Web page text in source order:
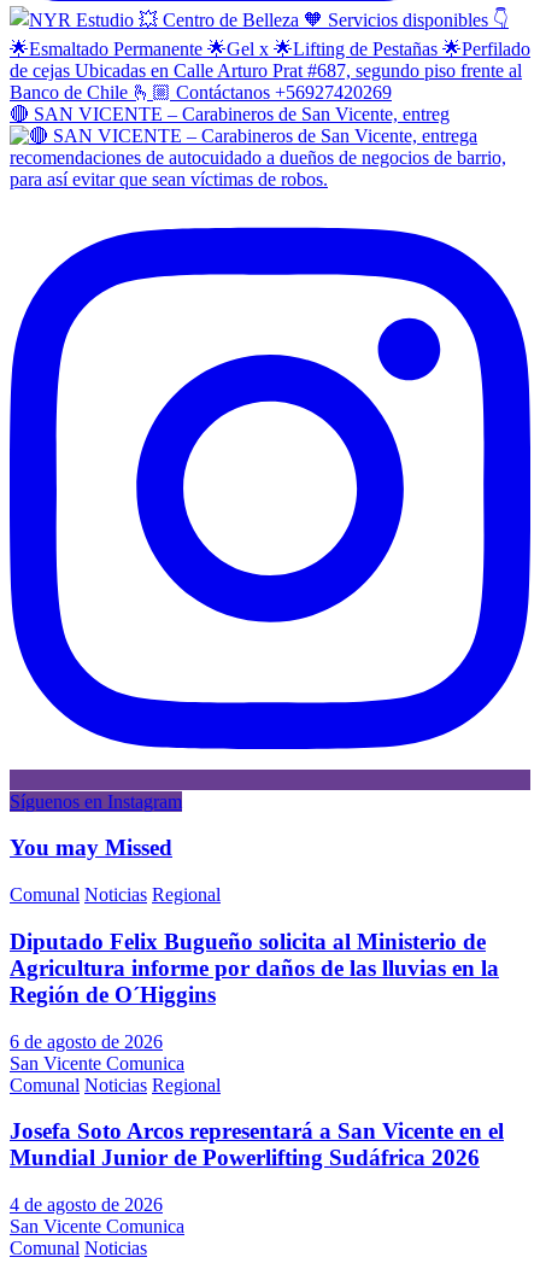
🔴 SAN VICENTE – Carabineros de San Vicente, entreg
Síguenos en Instagram
You may Missed
Comunal Noticias Regional
Diputado Felix Bugueño solicita al Ministerio de
Agricultura informe por daños de las lluvias en la
Región de O´Higgins
6 de agosto de 2026
San Vicente Comunica
Comunal Noticias Regional
Josefa Soto Arcos representará a San Vicente en el
Mundial Junior de Powerlifting Sudáfrica 2026
4 de agosto de 2026
San Vicente Comunica
Comunal Noticias